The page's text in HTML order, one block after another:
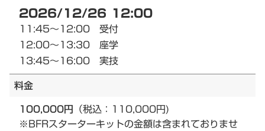
2026/12/26 12:00
11:45～12:00 受付
12:00～13:30 座学
13:45～16:00 実技
料金
100,000円 （税込：110,000円)
※BFRスターターキットの金額は含まれておりませ